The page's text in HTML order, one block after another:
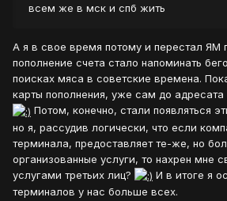
всем же в мск и спб жить
А я в свое время потому и перестал ЯМ
пополнение счета стало напоминать
поисках мяса в советские времена.
карты пополнения, уже сам до
Потом, конечно, стали появляться
но я, рассудив логически, что если
терминала, предоставляет те-же, но
организованные услуги, то нахрен мне
услугами третьих лиц?
И в итоге я
терминалов у нас больше всех.